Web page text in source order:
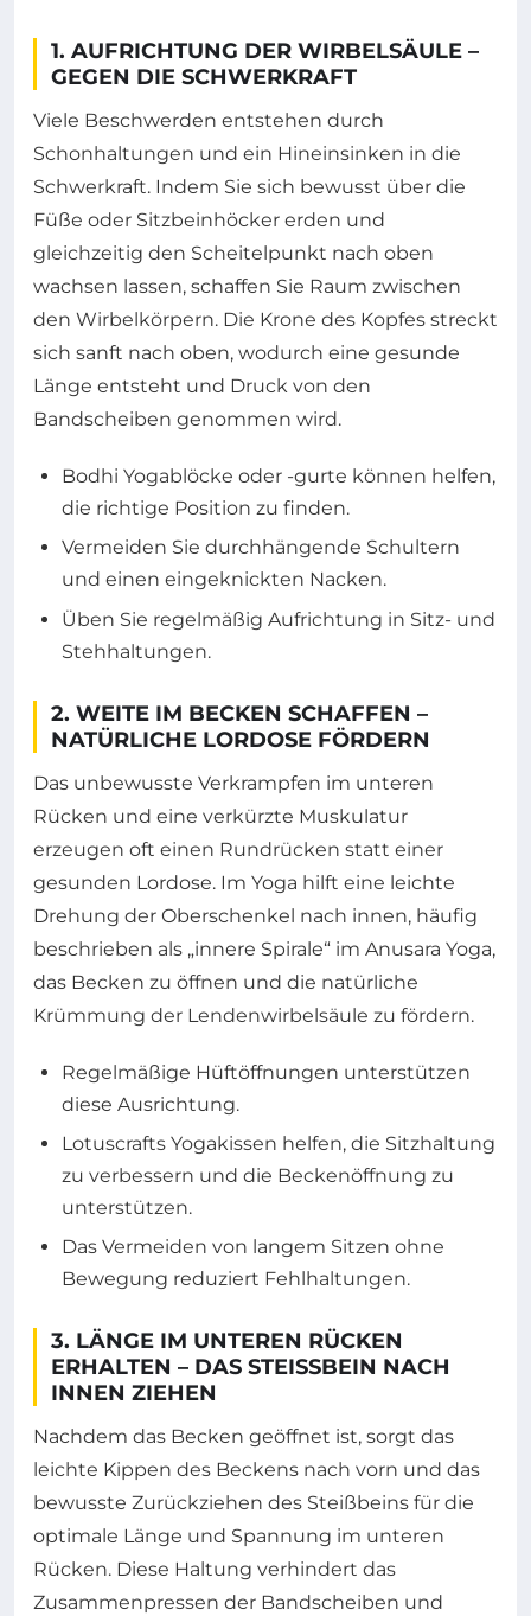
1. AUFRICHTUNG DER WIRBELSÄULE –
GEGEN DIE SCHWERKRAFT
Viele Beschwerden entstehen durch
Schonhaltungen und ein Hineinsinken in die
Schwerkraft. Indem Sie sich bewusst über die
Füße oder Sitzbeinhöcker erden und
gleichzeitig den Scheitelpunkt nach oben
wachsen lassen, schaffen Sie Raum zwischen
den Wirbelkörpern. Die Krone des Kopfes streckt
sich sanft nach oben, wodurch eine gesunde
Länge entsteht und Druck von den
Bandscheiben genommen wird.
Bodhi Yogablöcke oder -gurte können helfen,
die richtige Position zu finden.
Vermeiden Sie durchhängende Schultern
und einen eingeknickten Nacken.
Üben Sie regelmäßig Aufrichtung in Sitz- und
Stehhaltungen.
2. WEITE IM BECKEN SCHAFFEN –
NATÜRLICHE LORDOSE FÖRDERN
Das unbewusste Verkrampfen im unteren
Rücken und eine verkürzte Muskulatur
erzeugen oft einen Rundrücken statt einer
gesunden Lordose. Im Yoga hilft eine leichte
Drehung der Oberschenkel nach innen, häufig
beschrieben als „innere Spirale“ im Anusara Yoga,
das Becken zu öffnen und die natürliche
Krümmung der Lendenwirbelsäule zu fördern.
Regelmäßige Hüftöffnungen unterstützen
diese Ausrichtung.
Lotuscrafts Yogakissen helfen, die Sitzhaltung
zu verbessern und die Beckenöffnung zu
unterstützen.
Das Vermeiden von langem Sitzen ohne
Bewegung reduziert Fehlhaltungen.
3. LÄNGE IM UNTEREN RÜCKEN
ERHALTEN – DAS STEISSBEIN NACH I
NNEN ZIEHEN
Nachdem das Becken geöffnet ist, sorgt das
leichte Kippen des Beckens nach vorn und das
bewusste Zurückziehen des Steißbeins für die
optimale Länge und Spannung im unteren
Rücken. Diese Haltung verhindert das
Zusammenpressen der Bandscheiben und